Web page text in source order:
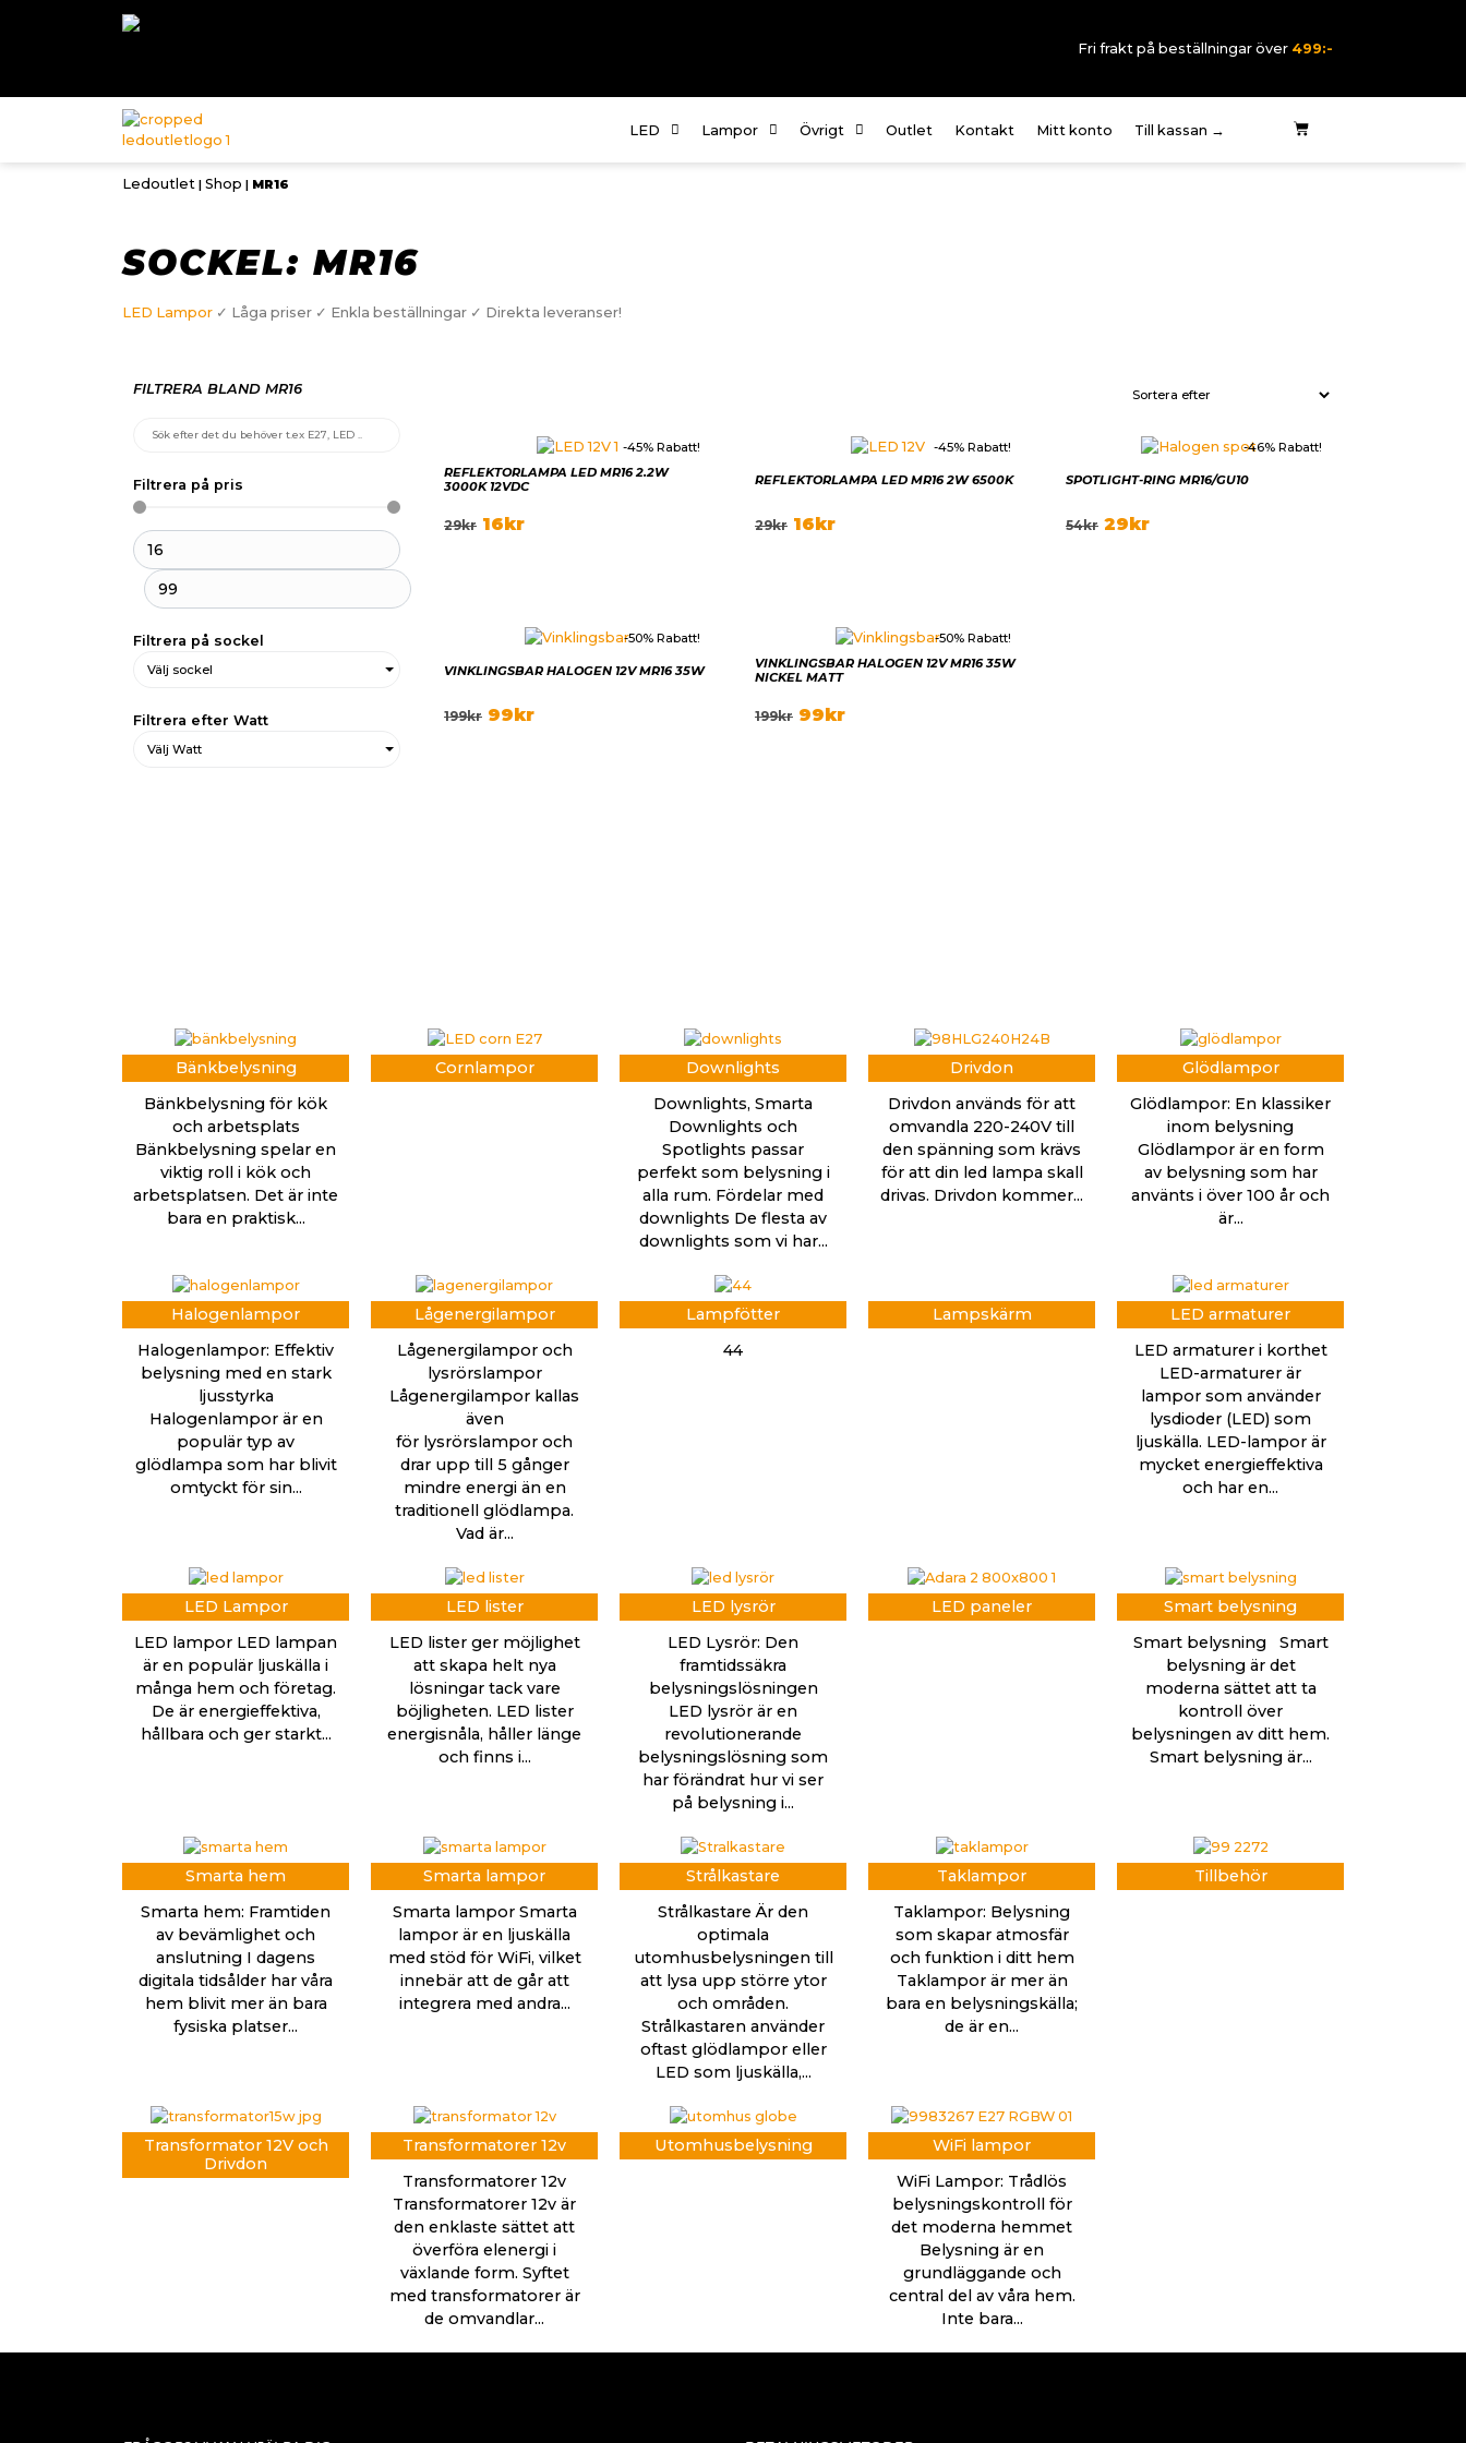
Fri frakt på beställningar över 499:-
LED Lampor Övrigt Outlet Kontakt Mitt konto Till kassan →
Ledoutlet | Shop | MR16
SOCKEL: MR16
LED Lampor ✓ Låga priser ✓ Enkla beställningar ✓ Direkta leveranser!
FILTRERA BLAND MR16
Filtrera på pris
Filtrera på sockel
Välj sockel
Filtrera efter Watt
Välj Watt
-45% Rabatt!
REFLEKTORLAMPA LED MR16 2.2W
3000K 12VDC
29kr 16 kr
-45% Rabatt!
REFLEKTORLAMPA LED MR16 2W 6500K
29kr 16 kr
-46% Rabatt!
SPOTLIGHT-RING MR16/GU10
54kr 29 kr
-50% Rabatt!
VINKLINGSBAR HALOGEN 12V MR16 35W
199kr 99 kr
-50% Rabatt!
VINKLINGSBAR HALOGEN 12V MR16 35W
NICKEL MATT
199kr 99 kr
Bänkbelysning
Bänkbelysning för kök
och arbetsplats
Bänkbelysning spelar en
viktig roll i kök och
arbetsplatsen. Det är inte
bara en praktisk...
Cornlampor
Downlights
Downlights, Smarta
Downlights och
Spotlights passar
perfekt som belysning i
alla rum. Fördelar med
downlights De flesta av
downlights som vi har...
Drivdon
Drivdon används för att
omvandla 220-240V till
den spänning som krävs
för att din led lampa skall
drivas. Drivdon kommer...
Glödlampor
Glödlampor: En klassiker
inom belysning
Glödlampor är en form
av belysning som har
använts i över 100 år och
är...
Halogenlampor
Halogenlampor: Effektiv
belysning med en stark
ljusstyrka
Halogenlampor är en
populär typ av
glödlampa som har blivit
omtyckt för sin...
Lågenergilampor
Lågenergilampor och
lysrörslampor
Lågenergilampor kallas
även
för lysrörslampor och
drar upp till 5 gånger
mindre energi än en
traditionell glödlampa.
Vad är...
Lampfötter
44
Lampskärm
LED armaturer
LED armaturer i korthet
LED-armaturer är
lampor som använder
lysdioder (LED) som
ljuskälla. LED-lampor är
mycket energieffektiva
och har en...
LED Lampor
LED lampor LED lampan
är en populär ljuskälla i
många hem och företag.
De är energieffektiva,
hållbara och ger starkt...
LED lister
LED lister ger möjlighet
att skapa helt nya
lösningar tack vare
böjligheten. LED lister
energisnåla, håller länge
och finns i...
LED lysrör
LED Lysrör: Den
framtidssäkra
belysningslösningen
LED lysrör är en
revolutionerande
belysningslösning som
har förändrat hur vi ser
på belysning i...
LED paneler
Smart belysning
Smart belysning Smart
belysning är det
moderna sättet att ta
kontroll över
belysningen av ditt hem.
Smart belysning är...
Smarta hem
Smarta hem: Framtiden
av bevämlighet och
anslutning I dagens
digitala tidsålder har våra
hem blivit mer än bara
fysiska platser...
Smarta lampor
Smarta lampor Smarta
lampor är en ljuskälla
med stöd för WiFi, vilket
innebär att de går att
integrera med andra...
Strålkastare
Strålkastare Är den
optimala
utomhusbelysningen till
att lysa upp större ytor
och områden.
Strålkastaren använder
oftast glödlampor eller
LED som ljuskälla,...
Taklampor
Taklampor: Belysning
som skapar atmosfär
och funktion i ditt hem
Taklampor är mer än
bara en belysningskälla;
de är en...
Tillbehör
Transformator 12V och
Drivdon
Transformatorer 12v
Transformatorer 12v
Transformatorer 12v är
den enklaste sättet att
överföra elenergi i
växlande form. Syftet
med transformatorer är
de omvandlar...
Utomhusbelysning
WiFi lampor
WiFi Lampor: Trådlös
belysningskontroll för
det moderna hemmet
Belysning är en
grundläggande och
central del av våra hem.
Inte bara...